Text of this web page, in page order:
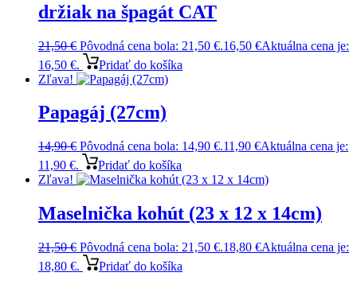
držiak na špagát CAT
21,50€ Pôvodná cena bola: 21,50 €.16,50 €Aktuálna cena je:
16,50 €.
Pridať do košíka
Zľava!
Papagáj (27cm)
14,90€ Pôvodná cena bola: 14,90 €.11,90 €Aktuálna cena je:
11,90 €.
Pridať do košíka
Zľava!
Maselnička kohút (23 x 12 x 14cm)
21,50€ Pôvodná cena bola: 21,50 €.18,80 €Aktuálna cena je:
18,80 €.
Pridať do košíka